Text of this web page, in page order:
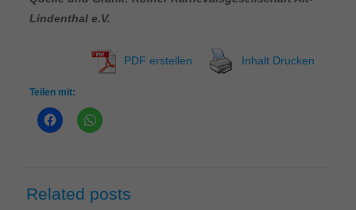
Lindenthal e.V.
PDF erstellen Inhalt Drucken
Teilen mit:
Related posts